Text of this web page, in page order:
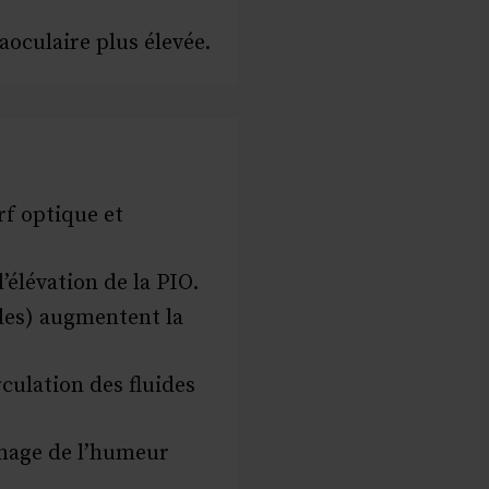
plus élevée.
optique et
de la PIO.
augmentent la
des fluides
de l’humeur